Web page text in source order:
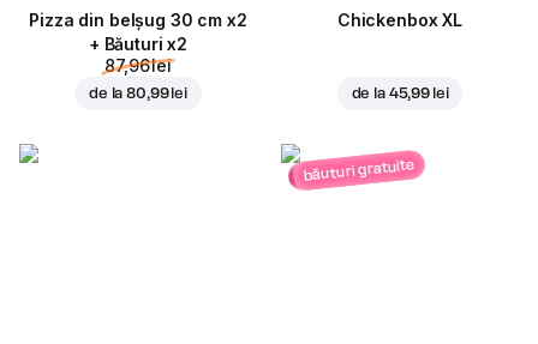
Pizza din belșug 30 cm x2
+ Băuturi x2
87,96 lei
de la80,99 lei
Chickenbox XL
de la 45,99 lei
băuturi gratuite